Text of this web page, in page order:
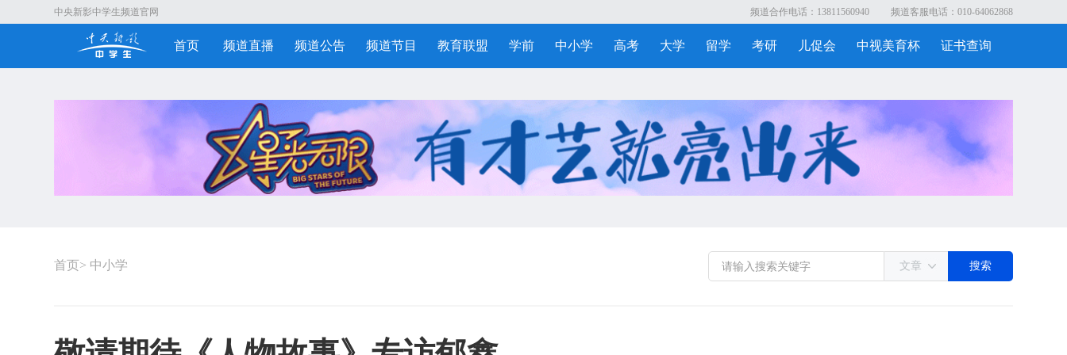
中央新影中学生频道官网 频道合作电话：13811560940 频道客服电话：010-64062868
首页 频道直播 频道公告 频道节目 教育联盟 学前 中小学 高考 大学 留学 考研 儿促会 中视美育杯 证书查询
首页> 中小学 文章 搜索